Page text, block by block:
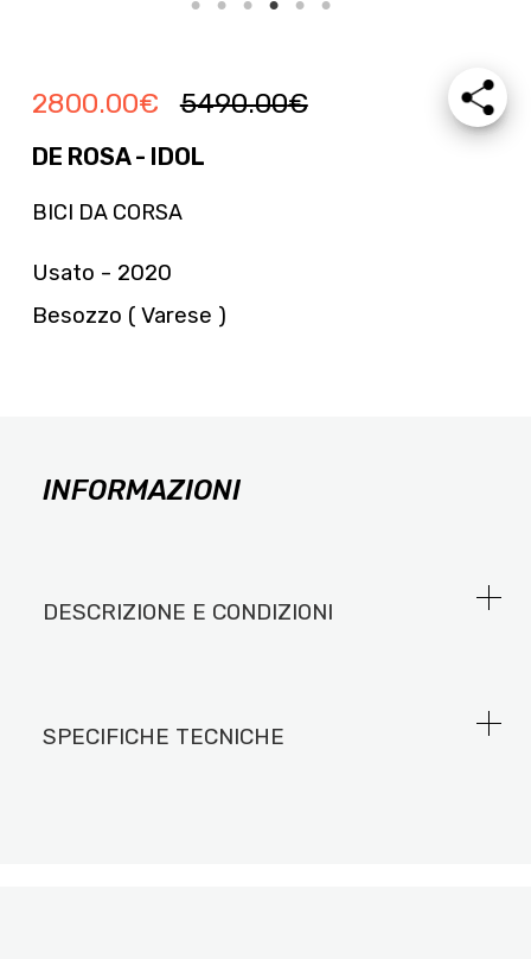
2800.00€ 5490.00€
DE ROSA - IDOL
BICI DA CORSA
Usato - 2020
Besozzo ( Varese )
INFORMAZIONI
DESCRIZIONE E CONDIZIONI
SPECIFICHE TECNICHE